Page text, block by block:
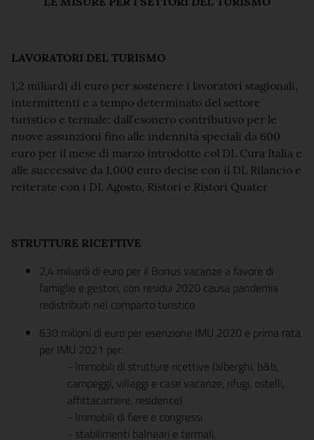
LAVORATORI DEL TURISMO
1,2 miliardi di euro per sostenere i lavoratori stagionali,
intermittenti e a tempo determinato del settore
turistico e termale: dall’esonero contributivo per le
nuove assunzioni fino alle indennità speciali da 600
euro per il mese di marzo introdotte col DL Cura Italia e
alle successive da 1.000 euro decise con il DL Rilancio e
reiterate con i DL Agosto, Ristori e Ristori Quater
STRUTTURE RICETTIVE
2,4 miliardi di euro per il Bonus vacanze a favore di
famiglie e gestori, con residui 2020 causa pandemia
redistribuiti nel comparto turistico
630 milioni di euro per esenzione IMU 2020 e prima rata
per IMU 2021 per:
- Immobili di strutture ricettive (alberghi, b&b,
campeggi, villaggi e case vacanze, rifugi, ostelli,
affittacamere, residence)
- Immobili di fiere e congressi
- stabilimenti balneari e termali,